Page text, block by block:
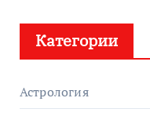
Категории
Астрология